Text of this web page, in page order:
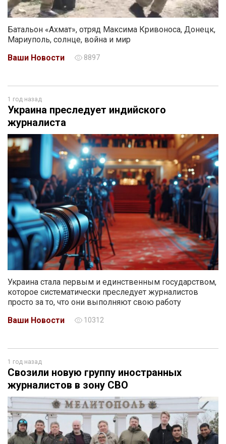
Батальон «Ахмат», отряд Максима Кривоноса, Донецк,
Мариуполь, солнце, война и мир
Ваши Новости
8897
1 год назад
Украина преследует индийского
журналиста
Украина стала первым и единственным государством,
которое систематически преследует журналистов
просто за то, что они выполняют свою работу
Ваши Новости
10312
1 год назад
Свозили новую группу иностранных
журналистов в зону СВО